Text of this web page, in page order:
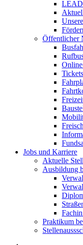
Öffentlicher
Jobs und Karriere
Aktuelle
Ausbildung
Praktikum